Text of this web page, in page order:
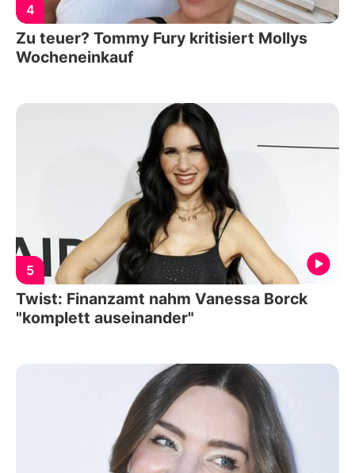
4
Zu teuer? Tommy Fury kritisiert Mollys
Wocheneinkauf
5
Twist: Finanzamt nahm Vanessa Borck
"komplett auseinander"